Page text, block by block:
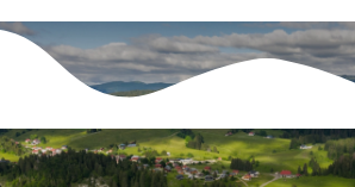
Accueil»Comprendre le rôle du
Des hommes et des femmes engagés